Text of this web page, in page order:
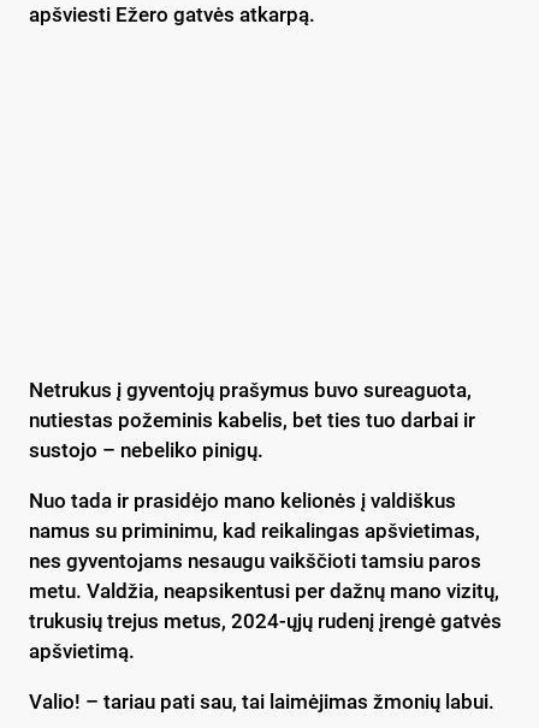
apšviesti Ežero gatvės atkarpą.
Netrukus į gyventojų prašymus buvo sureaguota,
nutiestas požeminis kabelis, bet ties tuo darbai ir
sustojo – nebeliko pinigų.
Nuo tada ir prasidėjo mano kelionės į valdiškus
namus su priminimu, kad reikalingas apšvietimas,
nes gyventojams nesaugu vaikščioti tamsiu paros
metu. Valdžia, neapsikentusi per dažnų mano vizitų,
trukusių trejus metus, 2024-ųjų rudenį įrengė gatvės
apšvietimą.
Valio! – tariau pati sau, tai laimėjimas žmonių labui.